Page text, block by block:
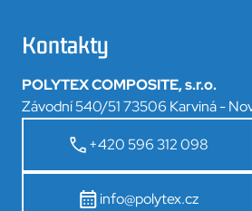
Kontakty
POLYTEX COMPOSITE, s.r.o.
Závodní 540/51 73506 Karviná -
+420 596 312 098
info@polytex.cz